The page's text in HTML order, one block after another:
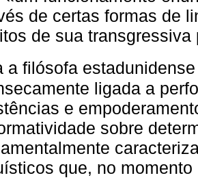
de certas formas de
de sua
a filósofa
ligada a
e
sobre
que, no